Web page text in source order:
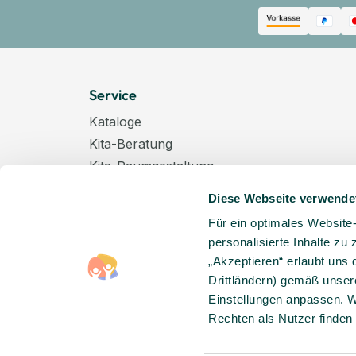
Diese Webseite
Für ein optimales
personalisierte Inhalte zu
„Akzeptieren“ erlaubt
Drittländern) gemäß
Einstellungen anpassen.
Rechten als Nutzer
Service
Kataloge
Kita-Beratung
Kita-Raumgestaltung
Windelpauschale
Kindertagespflege
Hinweise zur Batterieentsorgung
Entsorgung von Elektro-Altgeräten